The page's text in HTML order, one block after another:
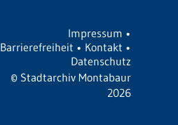
Impressum •
Barrierefreiheit • Kontakt •
Datenschutz
© Stadtarchiv Montabaur
2026